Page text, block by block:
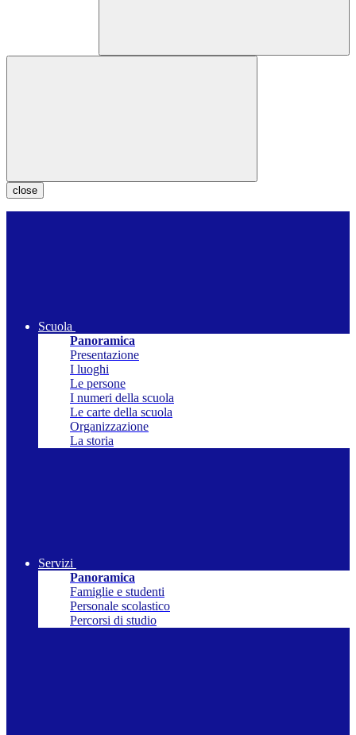
close
Scuola
Panoramica
Presentazione
I luoghi
Le persone
I numeri della scuola
Le carte della scuola
Organizzazione
La storia
Servizi
Panoramica
Famiglie e studenti
Personale scolastico
Percorsi di studio